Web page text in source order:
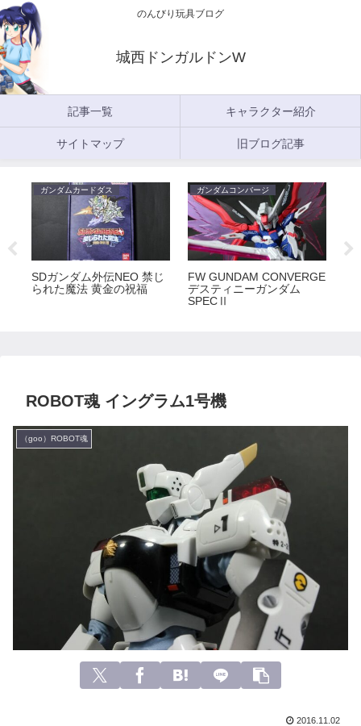
のんびり玩具ブログ
城西ドンガルドンW
記事一覧 キャラクター紹介
サイトマップ 旧ブログ記事
ガンダムカードダス
SDガンダム外伝NEO 禁じ
られた魔法 黄金の祝福
ガンダムコンバージ
FW GUNDAM CONVERGE
デスティニーガンダム
SPECⅡ
ROBOT魂 イングラム1号機
（goo）ROBOT魂
2016.11.02